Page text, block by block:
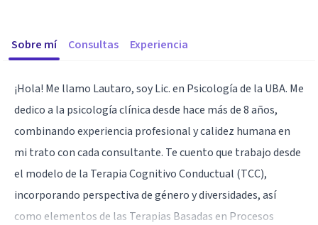
Sobre mí Consultas Experiencia
¡Hola! Me llamo Lautaro, soy Lic. en Psicología de la UBA. Me
dedico a la psicología clínica desde hace más de 8 años,
combinando experiencia profesional y calidez humana en
mi trato con cada consultante. Te cuento que trabajo desde
el modelo de la Terapia Cognitivo Conductual (TCC),
incorporando perspectiva de género y diversidades, así
como elementos de las Terapias Basadas en Procesos